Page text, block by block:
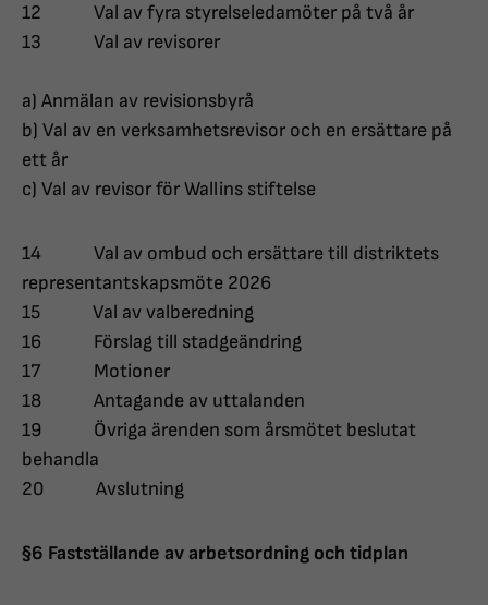
12 Val av fyra styrelseledamöter på två år
13 Val av revisorer
a) Anmälan av revisionsbyrå
b) Val av en verksamhetsrevisor och en ersättare på
ett år
c) Val av revisor för Wallins stiftelse
14 Val av ombud och ersättare till distriktets
representantskapsmöte 2026
15 Val av valberedning
16 Förslag till stadgeändring
17 Motioner
18 Antagande av uttalanden
19 Övriga ärenden som årsmötet beslutat
behandla
20 Avslutning
§6 Fastställande av arbetsordning och tidplan